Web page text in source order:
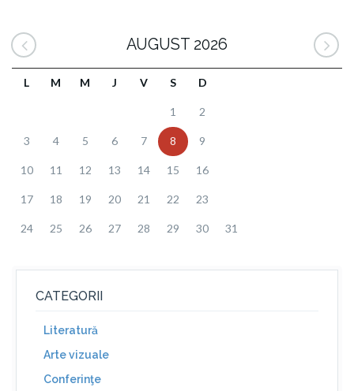
AUGUST 2026
L M M J V S D
1 2
3 4 5 6 7 8 9
10 11 12 13 14 15 16
17 18 19 20 21 22 23
24 25 26 27 28 29 30 31
CATEGORII
Literatură
Arte vizuale
Conferinţe